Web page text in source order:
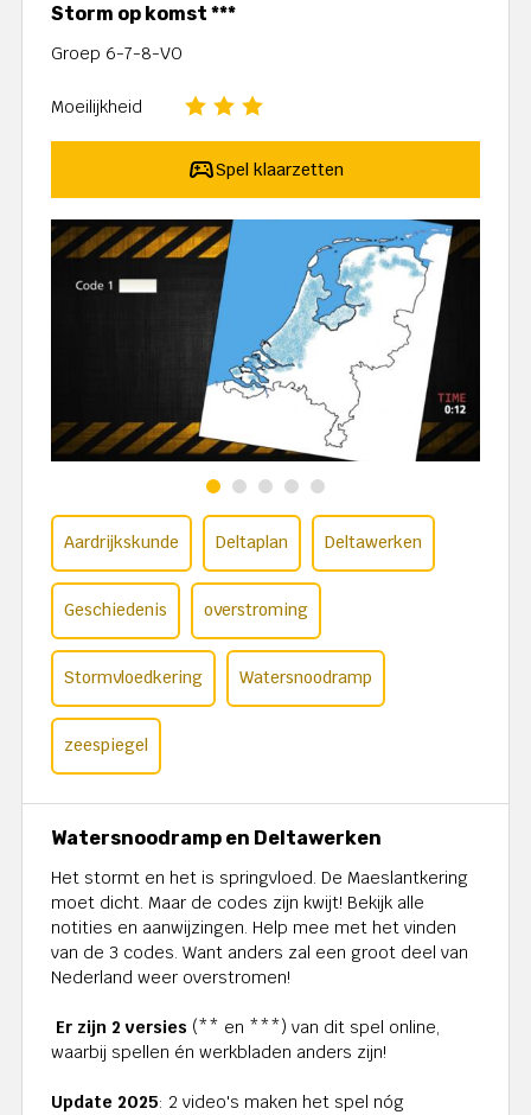
Storm op komst ***
Groep 6-7-8-VO
Moeilijkheid
Spel klaarzetten
Aardrijkskunde Deltaplan Deltawerken
Geschiedenis overstroming
Stormvloedkering Watersnoodramp
zeespiegel
Watersnoodramp en Deltawerken
Het stormt en het is springvloed. De Maeslantkering
moet dicht. Maar de codes zijn kwijt! Bekijk alle
notities en aanwijzingen. Help mee met het vinden
van de 3 codes. Want anders zal een groot deel van
Nederland weer overstromen!
Er zijn 2 versies (** en ***) van dit spel online,
waarbij spellen én werkbladen anders zijn!
Update 2025: 2 video's maken het spel nóg